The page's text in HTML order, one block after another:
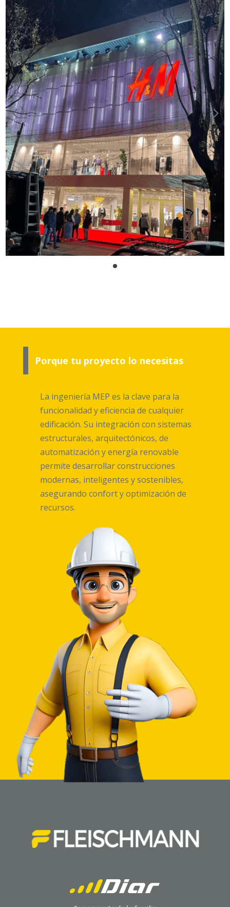
Porque tu proyecto lo necesitas
La ingeniería MEP es la clave para la
funcionalidad y eficiencia de cualquier
edificación. Su integración con sistemas
estructurales, arquitectónicos, de
automatización y energía renovable
permite desarrollar construcciones
modernas, inteligentes y sostenibles,
asegurando confort y optimización de
recursos.